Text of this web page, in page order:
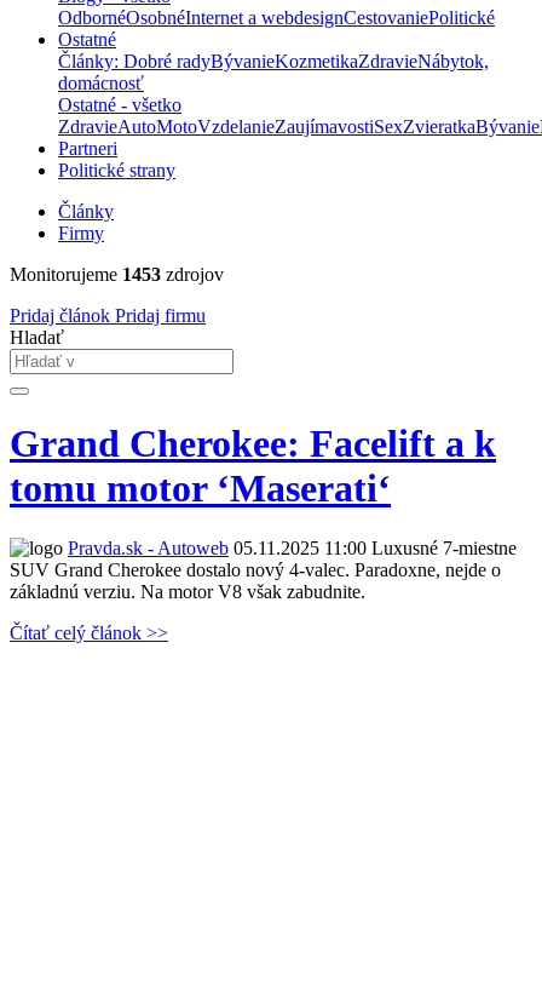
OdbornéOsobnéInternet a webdesignCestovaniePolitické
Ostatné
Články: Dobré radyBývanieKozmetikaZdravieNábytok,
domácnosť
Ostatné - všetko
ZdravieAutoMotoVzdelanieZaujímavostiSexZvieratkaBývanie
Partneri
Politické strany
Články
Firmy
Monitorujeme 1453 zdrojov
Pridaj článok Pridaj firmu
Hladať
Grand Cherokee: Facelift a k
tomu motor ‘Maserati‘
Pravda.sk - Autoweb 05.11.2025 11:00 Luxusné 7-miestne
SUV Grand Cherokee dostalo nový 4-valec. Paradoxne, nejde o
základnú verziu. Na motor V8 však zabudnite.
Čítať celý článok >>